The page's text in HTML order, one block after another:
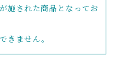
施された商品となってお
きません。